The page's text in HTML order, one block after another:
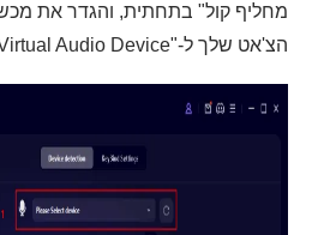
מחליף קול" בתחתית, והגדר את
הצ'אט שלך ל-"Voice Changer Virtual Audio Device".